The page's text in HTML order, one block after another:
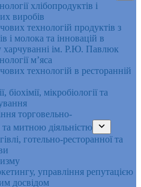
хлібопродуктів і
виробів
технологій продуктів з
і молока та інновацій в
харчуванні ім. Р.Ю. Павлюк
м’яса
технологій в ресторанній
біохімії, мікробіології та
торговельно-
митною діяльністю
готельно-ресторанної та
управління репутацією
досвідом